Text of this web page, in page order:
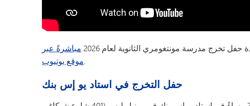
تخرج مدرسة مونتغومري الثانوية لعام 2026
مباشرةً عبر
موقع يوتيوب.
حفل التخرج في استاد يو إس بنك